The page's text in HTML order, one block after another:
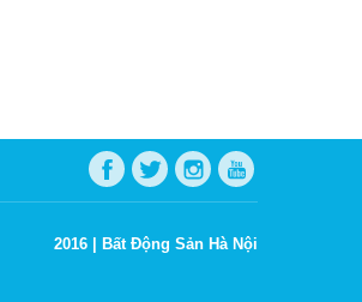
2016 | Bất Động Sản Hà Nội